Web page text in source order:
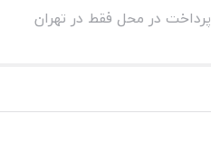
پرداخت در محل فقط در تهران